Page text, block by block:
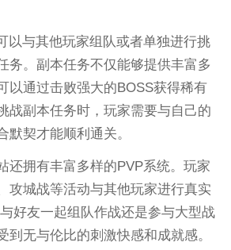
以与其他玩家组队或者单独进行挑
务。副本任务不仅能够提供丰富多
以通过击败强大的BOSS获得稀有
战副本任务时，玩家需要与自己的
默契才能顺利通关。
还拥有丰富多样的PVP系统。玩家
攻城战等活动与其他玩家进行真实
好友一起组队作战还是参与大型战
到无与伦比的刺激快感和成就感。